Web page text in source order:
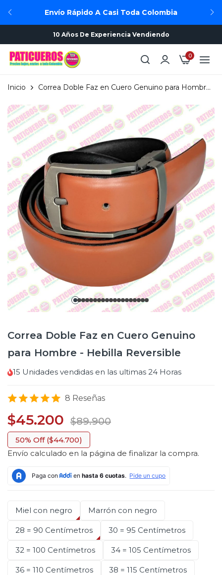
Envío Rápido A Casi Toda Colombia
10 Años De Experiencia Vendiendo
0
Inicio
Correa Doble Faz en Cuero Genuino para Hombre
Correa Doble Faz en Cuero Genuino
para Hombre - Hebilla Reversible
15 Unidades vendidas en las ultimas24 Horas
8 Reseñas
$45.200 $89.900
50% Off ($44.700)
Envío calculado en la página de finalizar la compra.
Miel con negro Marrón con negro
28 = 90 Centímetros 30 = 95 Centímetros
32 = 100 Centímetros 34 = 105 Centímetros
36 = 110 Centímetros 38 = 115 Centímetros